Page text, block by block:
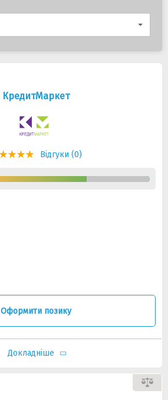
КредитМаркет
Відгуки (0)
Оформити позику
Докладніше